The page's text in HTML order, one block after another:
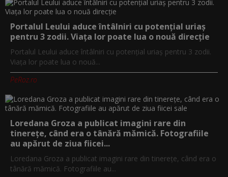
Portalul Leului aduce întâlniri cu potențial uriaș
pentru 3 zodii. Viața lor poate lua o nouă direcție
Portalul Leului aduce întâlniri cu potențial uriaș pentru 3 zodii.
Viața lor poate lua o nouă...
PeRoz.ro
Loredana Groza a publicat imagini rare din
tinerețe, când era o tânără mămică. Fotografiile
au apărut de ziua fiicei...
Loredana Groza a publicat imagini rare din tinerețe, când era o
tânără mămică. Fotografiile au...